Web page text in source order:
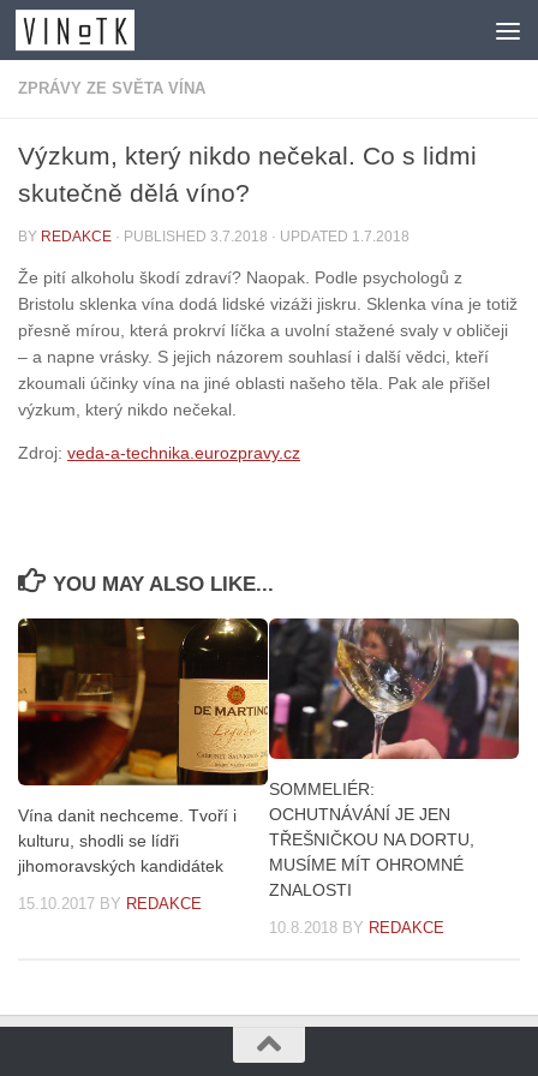
Skip to content
ZPRÁVY ZE SVĚTA VÍNA
Výzkum, který nikdo nečekal. Co s lidmi
skutečně dělá víno?
BY REDAKCE · PUBLISHED 3.7.2018 · UPDATED 1.7.2018
Že pití alkoholu škodí zdraví? Naopak. Podle psychologů z
Bristolu sklenka vína dodá lidské vizáži jiskru. Sklenka vína je totiž
přesně mírou, která prokrví líčka a uvolní stažené svaly v obličeji
– a napne vrásky. S jejich názorem souhlasí i další vědci, kteří
zkoumali účinky vína na jiné oblasti našeho těla. Pak ale přišel
výzkum, který nikdo nečekal.
Zdroj: veda-a-technika.eurozpravy.cz
YOU MAY ALSO LIKE...
Vína danit nechceme. Tvoří i
kulturu, shodli se lídři
jihomoravských kandidátek
15.10.2017 BY REDAKCE
SOMMELIÉR:
OCHUTNÁVÁNÍ JE JEN
TŘEŠNIČKOU NA DORTU,
MUSÍME MÍT OHROMNÉ
ZNALOSTI
10.8.2018 BY REDAKCE